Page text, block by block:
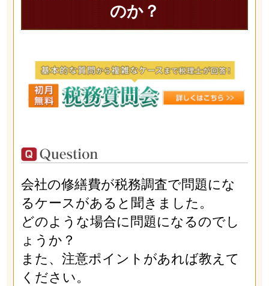
のか？
会社の修繕費が税務調査で問題にな
るケースがあると聞きました。
どのような場合に問題になるのでし
ょうか？
また、注意ポイントがあれば教えて
ください。